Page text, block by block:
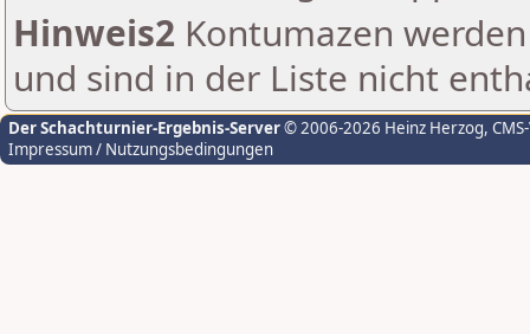
Hinweis2 Kontumazen
und sind in der Liste nicht
Der Schachturnier-Ergebnis-Server© 2006-2026 Heinz Herzog,
Impressum / Nutzungsbedingungen